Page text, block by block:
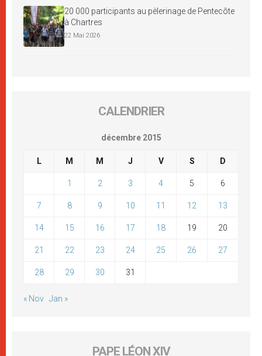
20 000 participants au pèlerinage de Pentecôte
à Chartres
22 Mai 2026
CALENDRIER
décembre 2015
L M M J V S D
1 2 3 4 5 6
7 8 9 10 11 12 13
14 15 16 17 18 19 20
21 22 23 24 25 26 27
28 29 30 31
« Nov Jan »
PAPE LÉON XIV